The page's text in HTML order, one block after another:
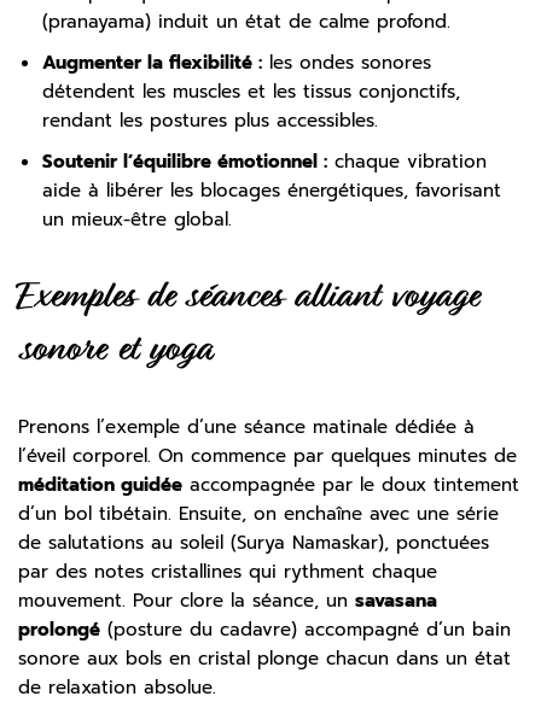
(pranayama) induit un état de calme profond.
Augmenter la flexibilité : les ondes sonores
détendent les muscles et les tissus conjonctifs,
rendant les postures plus accessibles.
Soutenir l’équilibre émotionnel : chaque vibration
aide à libérer les blocages énergétiques, favorisant
un mieux-être global.
Exemples de séances alliant voyage
sonore et yoga
Prenons l’exemple d’une séance matinale dédiée à
l’éveil corporel. On commence par quelques minutes de
méditation guidée accompagnée par le doux tintement
d’un bol tibétain. Ensuite, on enchaîne avec une série
de salutations au soleil (Surya Namaskar), ponctuées
par des notes cristallines qui rythment chaque
mouvement. Pour clore la séance, un savasana
prolongé (posture du cadavre) accompagné d’un bain
sonore aux bols en cristal plonge chacun dans un état
de relaxation absolue.